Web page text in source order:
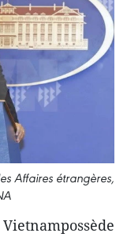
Affaires étrangères,